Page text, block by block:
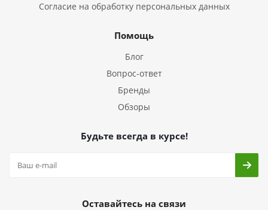
Согласие на обработку персональных данных
Помощь
Блог
Вопрос-ответ
Бренды
Обзоры
Будьте всегда в курсе!
Оставайтесь на связи